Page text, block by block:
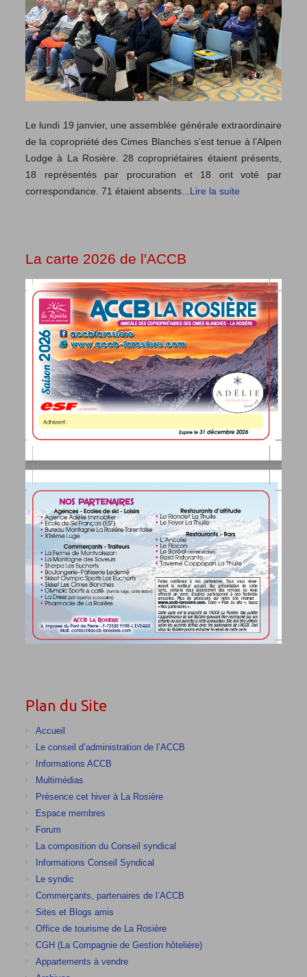
Le lundi 19 janvier, une assemblée générale extraordinaire
de la copropriété des Cimes Blanches s’est tenue à l’Alpen
Lodge à La Rosière. 28 copropriétaires étaient présents,
18 représentés par procuration et 18 ont voté par
correspondance. 71 étaient absents...Lire la suite
La carte 2026 de l'ACCB
Plan du Site
Accueil
Le conseil d’administration de l’ACCB
Informations ACCB
Multimédias
Présence cet hiver à La Rosière
Espace membres
Forum
La composition du Conseil syndical
Informations Conseil Syndical
Le syndic
Commerçants, partenaires de l’ACCB
Sites et Blogs amis
Office de tourisme de La Rosière
CGH (La Compagnie de Gestion hôtelière)
Appartements à vendre